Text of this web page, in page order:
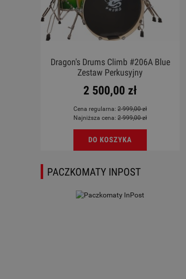
Dragon's Drums Climb #206A Blue
Zestaw Perkusyjny
2 500,00 zł
Cena regularna: 2 999,00 zł
Najniższa cena: 2 999,00 zł
DO KOSZYKA
PACZKOMATY INPOST